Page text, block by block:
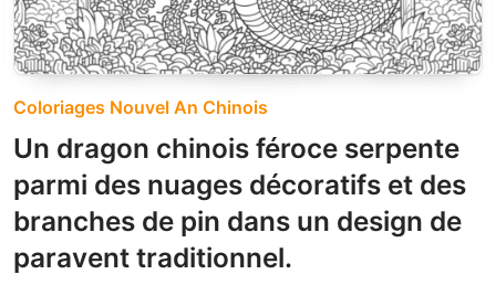
Coloriages Nouvel An Chinois
Un dragon chinois féroce serpente
parmi des nuages décoratifs et des
branches de pin dans un design de
paravent traditionnel.